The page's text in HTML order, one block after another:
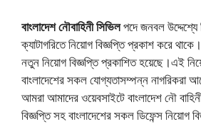
বাংলাদেশ নৌবাহিনী সিভিলপদে জনবল উদ্দেশ্যে
ক্যাটাগরিতে নিয়োগ বিজ্ঞপ্তি প্রকাশ করে
নতুন নিয়োগ বিজ্ঞপ্তি প্রকাশিত হয়েছে।এই
বাংলাদেশের সকল যোগ্যতাসম্পন্ন নাগরিকরা
আমরা আমাদের ওয়েবসাইটে বাংলাদেশ নৌ
বিজ্ঞপ্তি সহ বাংলাদেশের সকল ডিফেন্স নিয়োগ